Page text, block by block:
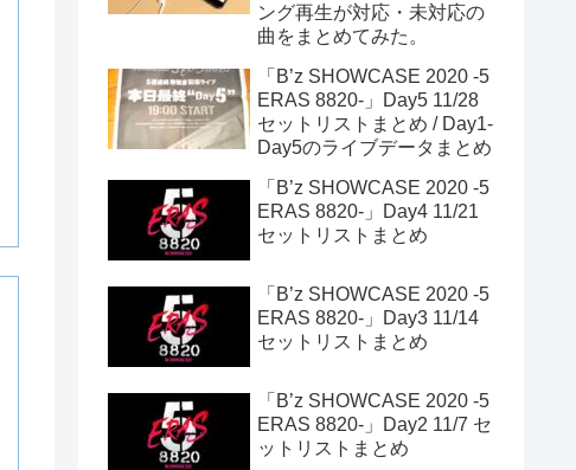
ング再生が対応・未対応の
曲をまとめてみた。
「B’z SHOWCASE 2020 -5
ERAS 8820-」Day5 11/28
セットリストまとめ / Day1-
Day5のライブデータまとめ
「B’z SHOWCASE 2020 -5
ERAS 8820-」Day4 11/21
セットリストまとめ
「B’z SHOWCASE 2020 -5
ERAS 8820-」Day3 11/14
セットリストまとめ
「B’z SHOWCASE 2020 -5
ERAS 8820-」Day2 11/7 セ
ットリストまとめ